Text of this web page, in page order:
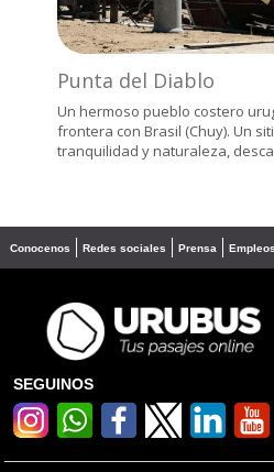
Punta del Diablo
Un hermoso pueblo costero
frontera con Brasil (Chuy). Un
tranquilidad y naturaleza,
Conocenos Redes sociales Prensa Empleos
SEGUINOS